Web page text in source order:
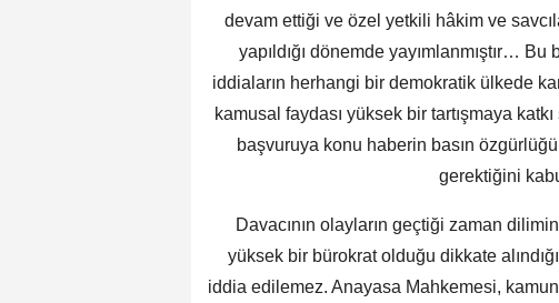
devam ettiği ve özel yetkili hâkim ve
yapıldığı dönemde yayımlanmıştır…
iddiaların herhangi bir demokratik ülkede
kamusal faydası yüksek bir tartışmaya
başvuruya konu haberin basın
gerektiğini
Davacının olayların geçtiği zaman
yüksek bir bürokrat olduğu dikkate
iddia edilemez. Anayasa Mahkemesi,